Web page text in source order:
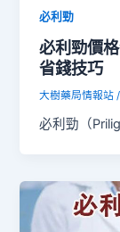
必利勁
必利勁價
省錢技巧
大樹藥局情報站 /
必利勁（